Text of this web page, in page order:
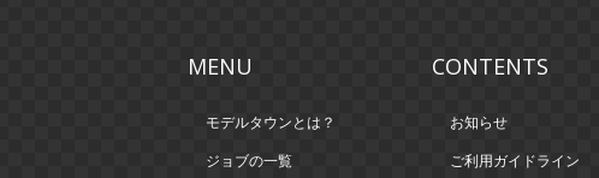
MENU
モデルタウンとは？
ジョブの一覧
CONTENTS
お知らせ
ご利用ガイドライン